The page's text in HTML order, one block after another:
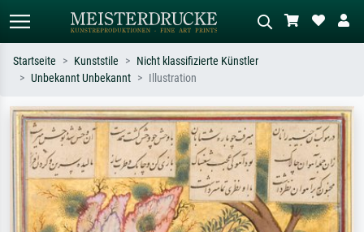
Suchen Sie nach Künstlern, Werktiteln
oder Stilen – z.B. Monet,
Sternennacht, Impressionismus, Welle
Hokusai, Akt.
Beschreiben Sie die Szene – z.B. Grüne
Wiese, Abstrakt mit viel Rot, Dunkles
Ölgemälde, Stehender Akt neben einem
Baum.
Startseite Kunststile
Nicht klassifizierte Künstler
Unbekannt Unbekannt
Illustration